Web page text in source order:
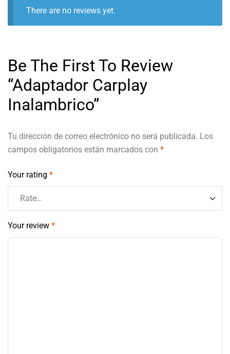
There are no reviews yet.
Be The First To Review
“Adaptador Carplay
Inalambrico”
Tu dirección de correo electrónico no será publicada. Los
campos obligatorios están marcados con *
Your rating *
Your review *